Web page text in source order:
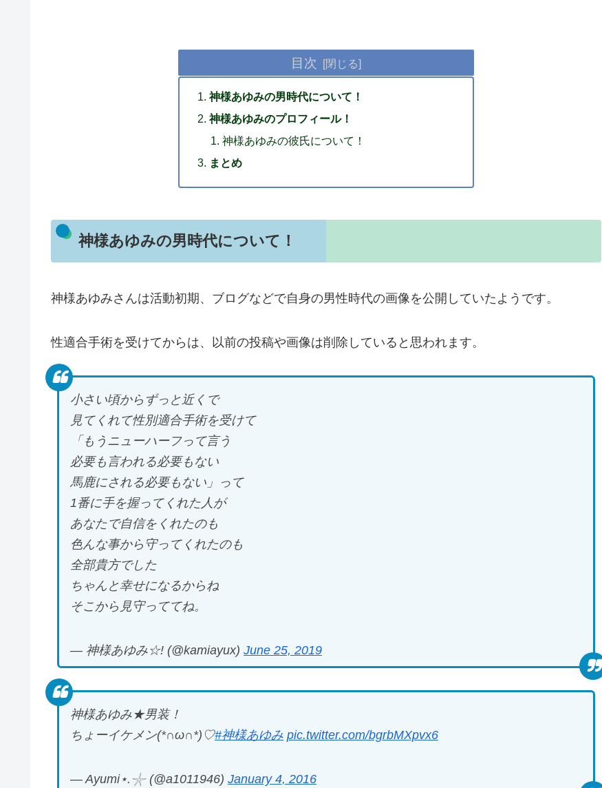
目次
神様あゆみの男時代について！
神様あゆみのプロフィール！
神様あゆみの彼氏について！
まとめ
神様あゆみの男時代について！
神様あゆみさんは活動初期、ブログなどで自身の男性時代の画像を公開していたようです。
性適合手術を受けてからは、以前の投稿や画像は削除していると思われます。
小さい頃からずっと近くで
見てくれて性別適合手術を受けて
「もうニューハーフって言う
必要も言われる必要もない
馬鹿にされる必要もない」って
1番に手を握ってくれた人が
あなたで自信をくれたのも
色んな事から守ってくれたのも
全部貴方でした
ちゃんと幸せになるからね
そこから見守っててね。
— 神様あゆみ☆! (@kamiayux) June 25, 2019
神様あゆみ★男装！
ちょーイケメン(*∩ω∩*)♡#神様あゆみ pic.twitter.com/bgrbMXpvx6
— Ayumi⋆.𓇼 (@a1011946) January 4, 2016